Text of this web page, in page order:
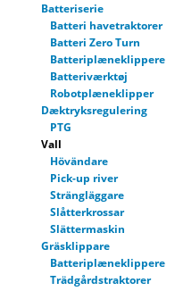
Batteriserie
Batteri havetraktorer
Batteri Zero Turn
Batteriplæneklippere
Batteriværktøj
Robotplæneklipper
Dæktryksregulering
PTG
Vall
Hövändare
Pick-up river
Strängläggare
Slåtterkrossar
Slättermaskin
Gräsklippare
Batteriplæneklippere
Trädgårdstraktorer